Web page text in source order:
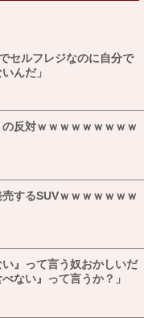
セルフレジなのに自分で
んだ」
の反対ｗｗｗｗｗｗｗｗｗ
するSUVｗｗｗｗｗｗｗ
』って言う奴おかしいだ
ない』って言うか？」